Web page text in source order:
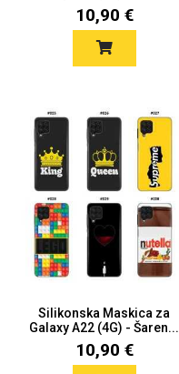
10,90 €
Silikonska Maskica za
Galaxy A22 (4G) - Šaren...
10,90 €